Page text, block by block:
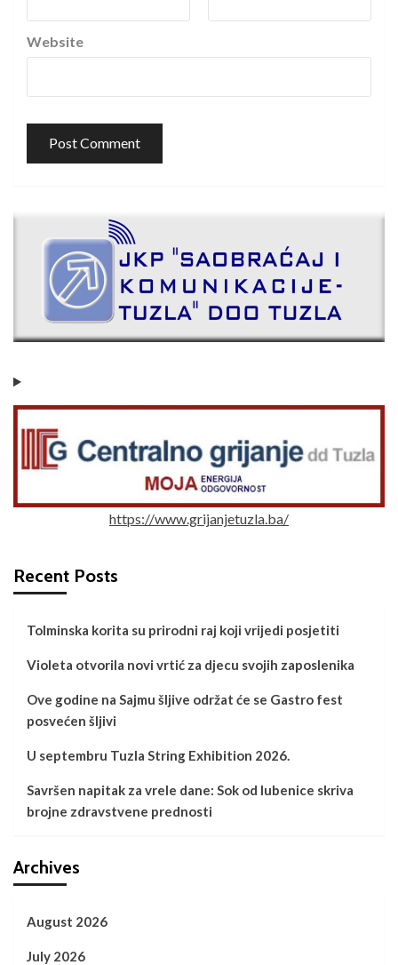
Website
https://www.grijanjetuzla.ba/
Recent Posts
Tolminska korita su prirodni raj koji vrijedi posjetiti
Violeta otvorila novi vrtić za djecu svojih zaposlenika
Ove godine na Sajmu šljive održat će se Gastro fest
posvećen šljivi
U septembru Tuzla String Exhibition 2026.
Savršen napitak za vrele dane: Sok od lubenice skriva
brojne zdravstvene prednosti
Archives
August 2026
July 2026